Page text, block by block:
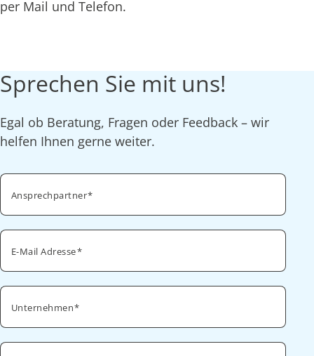
per Mail und Telefon.
Sprechen Sie mit uns!
Egal ob Beratung, Fragen oder Feedback – wir
helfen Ihnen gerne weiter.
Ansprechpartner
E-Mail Adresse
Unternehmen